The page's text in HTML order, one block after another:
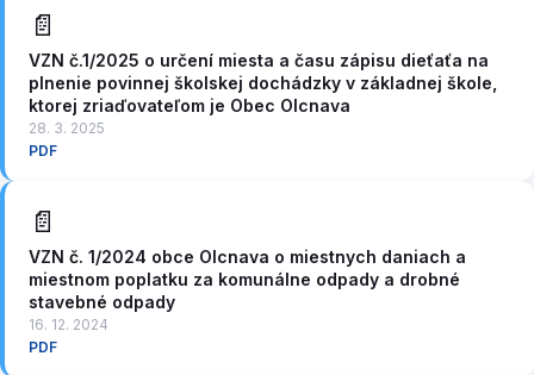
📄
VZN č.1/2025 o určení miesta a času zápisu dieťaťa na
plnenie povinnej školskej dochádzky v základnej škole,
ktorej zriaďovateľom je Obec Olcnava
28. 3. 2025
PDF
📄
VZN č. 1/2024 obce Olcnava o miestnych daniach a
miestnom poplatku za komunálne odpady a drobné
stavebné odpady
16. 12. 2024
PDF